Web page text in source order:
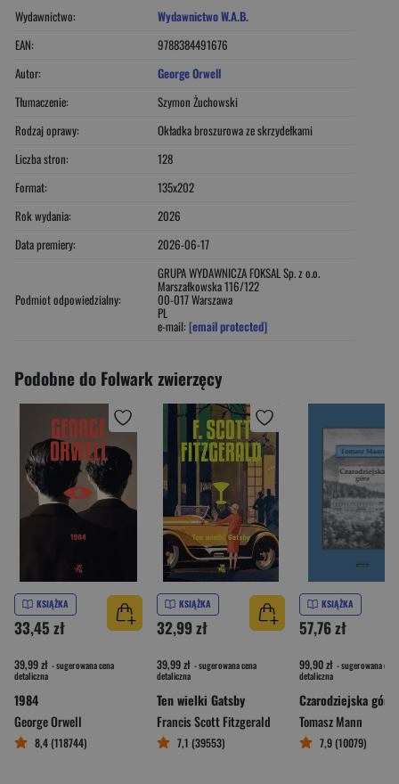
Wydawnictwo:
Wydawnictwo W.A.B.
EAN:
9788384491676
Autor:
George Orwell
Tłumaczenie:
Szymon Żuchowski
Rodzaj oprawy:
Okładka broszurowa ze skrzydełkami
Liczba stron:
128
Format:
135x202
Rok wydania:
2026
Data premiery:
2026-06-17
Podmiot odpowiedzialny:
GRUPA WYDAWNICZA FOKSAL Sp. z o.o.
Marszałkowska 116/122
00-017 Warszawa
PL
e-mail: [email protected]
Podobne do Folwark zwierzęcy
KSIĄŻKA
33,45 zł
39,99 zł - sugerowana cena
detaliczna
1984
George Orwell
8,4 (118744)
KSIĄŻKA
32,99 zł
39,99 zł - sugerowana cena
detaliczna
Ten wielki Gatsby
Francis Scott Fitzgerald
7,1 (39553)
KSIĄŻKA
57,76 zł
99,90 zł - sugerowana cena
detaliczna
Czarodziejska góra
Tomasz Mann
7,9 (10079)